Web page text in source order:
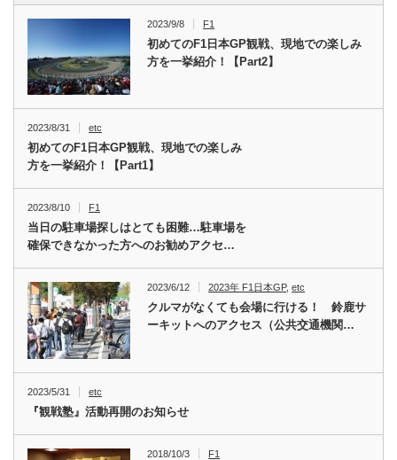
2023/9/8 F1
初めてのF1日本GP観戦、現地での楽しみ
方を一挙紹介！【Part2】
2023/8/31 etc
初めてのF1日本GP観戦、現地での楽しみ
方を一挙紹介！【Part1】
2023/8/10 F1
当日の駐車場探しはとても困難…駐車場を
確保できなかった方へのお勧めアクセ…
2023/6/12 2023年 F1日本GP,etc
クルマがなくても会場に行ける！ 鈴鹿サ
ーキットへのアクセス（公共交通機関…
2023/5/31 etc
『観戦塾』活動再開のお知らせ
2018/10/3 F1